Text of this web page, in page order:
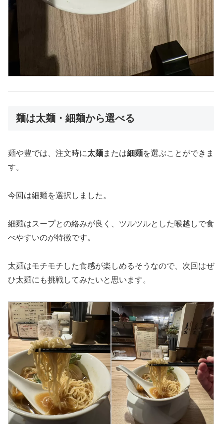
麺は太麺・細麺から選べる
麺や豊では、注文時に太麺または細麺を選ぶことができま
す。
今回は細麺を選択しました。
細麺はスープとの絡みが良く、ツルツルとした喉越しで食
べやすいのが特徴です。
太麺はモチモチした食感が楽しめるそうなので、次回はぜ
ひ太麺にも挑戦してみたいと思います。